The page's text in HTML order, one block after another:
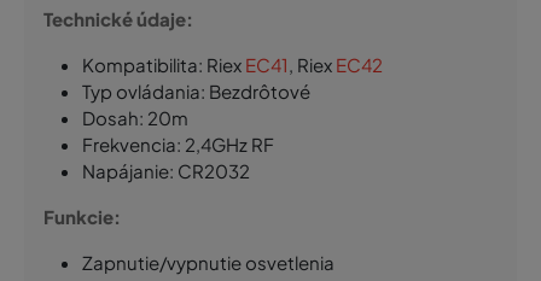
Technické údaje:
Kompatibilita: Riex EC41, Riex EC42
Typ ovládania: Bezdrôtové
Dosah: 20m
Frekvencia: 2,4GHz RF
Napájanie: CR2032
Funkcie:
Zapnutie/vypnutie osvetlenia